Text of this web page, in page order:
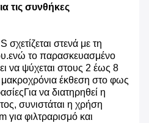
τις συνθήκες
στενά με τη
το παρασκευασμένο
να ψύχεται στους 2 έως 8
μακροχρόνια έκθεση στο φως
να διατηρηθεί η
συνιστάται η χρήση
φιλτραρισμό και